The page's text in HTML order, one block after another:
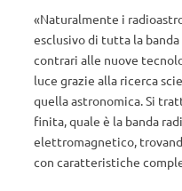
«Naturalmente i
esclusivo di tutta la
contrari alle nuove
luce grazie alla ricerca
quella astronomica. Si
finita, quale è la banda
elettromagnetico,
con caratteristiche